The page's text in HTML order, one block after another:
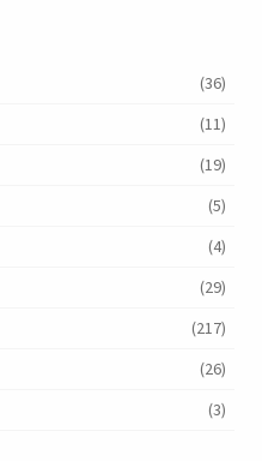
(36)
(11)
(19)
(5)
(4)
(29)
(217)
(26)
(3)